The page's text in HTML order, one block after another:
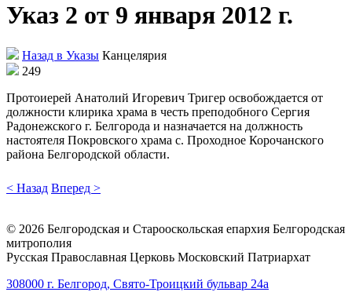
Указ 2 от 9 января 2012 г.
Назад в Указы Канцелярия
249
Протоиерей Анатолий Игоревич Тригер освобождается от
должности клирика храма в честь преподобного Сергия
Радонежского г. Белгорода и назначается на должность
настоятеля Покровского храма с. Проходное Корочанского
района Белгородской области.
< Назад Вперед >
© 2026 Белгородская и Старооскольская епархия Белгородская
митрополия
Русская Православная Церковь Московский Патриархат
308000 г. Белгород, Свято-Троицкий бульвар 24а